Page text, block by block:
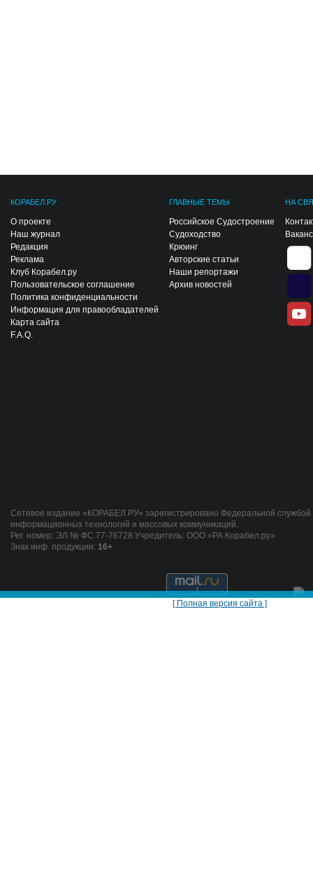
КОРАБЕЛ.РУ
О проекте
Наш журнал
Редакция
Реклама
Клуб Корабел.ру
Пользовательское соглашение
Политика конфиденциальности
Информация для правообладателей
Карта сайта
F.A.Q.
ГЛАВНЫЕ ТЕМЫ
Российское Судостроение
Судоходство
Крюинг
Авторские статьи
Наши репортажи
Архив новостей
НА
Сетевое издание «КОРАБЕЛ.РУ» зарегистрировано Федеральной службой
информационных технологий и массовых коммуникаций.
Рег. номер: ЭЛ № ФС 77-76728 Учредитель: ООО «РА Корабел.ру»
Знак инф. продукции: 16+
[ Полная версия сайта ]